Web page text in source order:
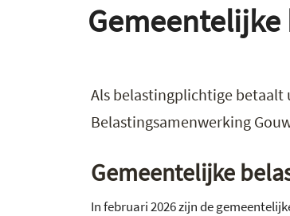
Als belastingplichtige betaalt
Belastingsamenwerking
Gemeentelijke
In februari 2026 zijn de